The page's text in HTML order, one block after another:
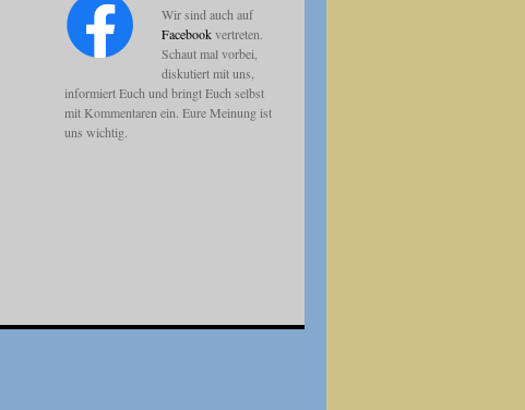
Wir sind auch auf
Facebookvertreten.
Schaut mal vorbei,
diskutiert mit uns,
informiert Euch und bringt Euch selbst
mit Kommentaren ein. Eure Meinung ist
uns wichtig.